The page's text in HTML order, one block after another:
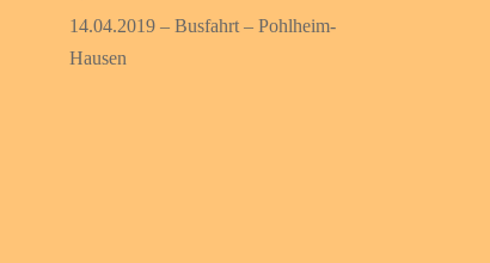
14.04.2019 – Busfahrt – Pohlheim-
Hausen